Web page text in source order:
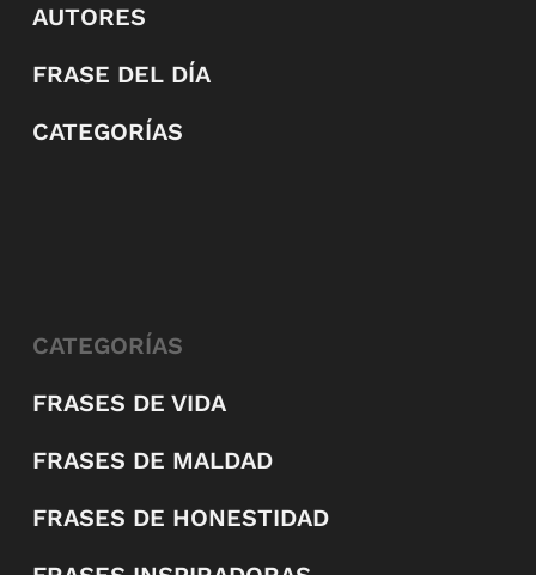
AUTORES
FRASE DEL DÍA
CATEGORÍAS
CATEGORÍAS
FRASES DE VIDA
FRASES DE MALDAD
FRASES DE HONESTIDAD